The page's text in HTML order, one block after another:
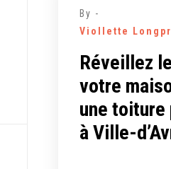
By -
Viollette
Réveillez
votre
une
à Ville-